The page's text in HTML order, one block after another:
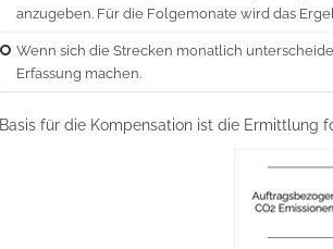
anzugeben. Für die Folgemonate wird das
Wenn sich die Strecken monatlich
Erfassung machen.
Basis für die Kompensation ist die Ermittlung